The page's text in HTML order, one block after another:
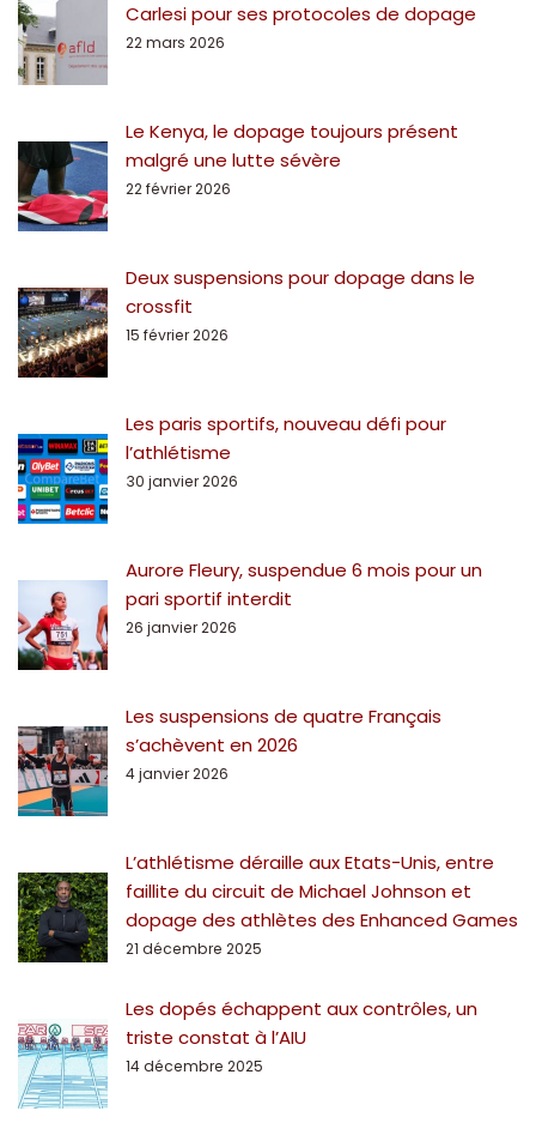
Carlesi pour ses protocoles de dopage
22 mars 2026
Le Kenya, le dopage toujours présent
malgré une lutte sévère
22 février 2026
Deux suspensions pour dopage dans le
crossfit
15 février 2026
Les paris sportifs, nouveau défi pour
l’athlétisme
30 janvier 2026
Aurore Fleury, suspendue 6 mois pour un
pari sportif interdit
26 janvier 2026
Les suspensions de quatre Français
s’achèvent en 2026
4 janvier 2026
L’athlétisme déraille aux Etats-Unis, entre
faillite du circuit de Michael Johnson et
dopage des athlètes des Enhanced Games
21 décembre 2025
Les dopés échappent aux contrôles, un
triste constat à l’AIU
14 décembre 2025